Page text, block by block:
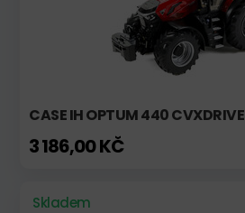
CASE IH OPTUM 440 CVXDRIVE
3 186,00 KČ
Skladem